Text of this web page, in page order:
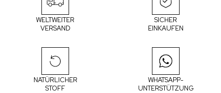
WELTWEITER
VERSAND
SICHER
EINKAUFEN
NATÜRLICHER
STOFF
WHATSAPP-
UNTERSTÜTZUNG